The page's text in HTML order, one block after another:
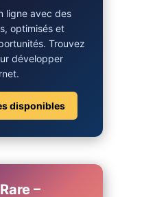
ligne avec des
optimisés et
Trouvez
développer
disponibles
–